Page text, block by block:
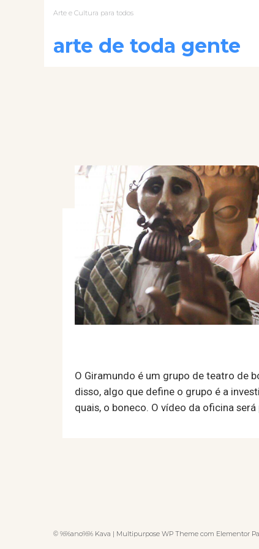
Arte e Cultura para todos
arte de toda gente
O Giramundo é um grupo de teatro de
disso, algo que define o grupo é a
quais, o boneco. O vídeo da oficina
© %%ano%% Kava | Multipurpose WP Theme com Elementor